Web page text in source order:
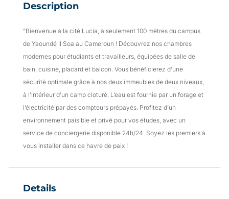
Description
“Bienvenue à la cité Lucia, à seulement 100 mètres du campus
de Yaoundé II Soa au Cameroun ! Découvrez nos chambres
modernes pour étudiants et travailleurs, équipées de salle de
bain, cuisine, placard et balcon. Vous bénéficierez d’une
sécurité optimale grâce à nos deux immeubles de deux niveaux,
à l’intérieur d’un camp cloturé. L’eau est fournie par un forage et
l’électricité par des compteurs prépayés. Profitez d’un
environnement paisible et privé pour vos études, avec un
service de conciergerie disponible 24h/24. Soyez les premiers à
vous installer dans ce havre de paix !
Details